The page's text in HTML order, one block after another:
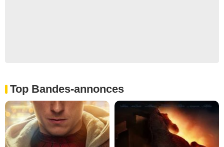
Top Bandes-annonces